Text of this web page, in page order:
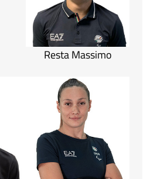
Resta Massimo